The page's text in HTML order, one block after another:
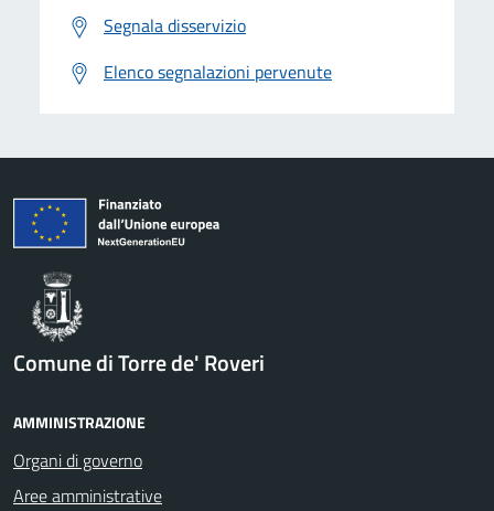
Segnala disservizio
Elenco segnalazioni pervenute
Comune di Torre de' Roveri
AMMINISTRAZIONE
Organi di governo
Aree amministrative